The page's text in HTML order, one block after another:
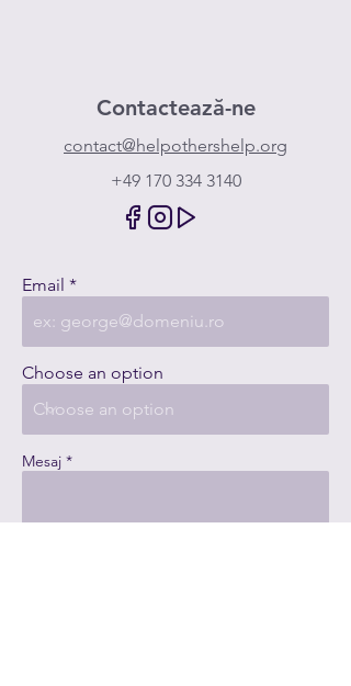
Contactează-ne
contact@helpothershelp.org
+49 170 334 3140
Email
Choose an option
Mesaj